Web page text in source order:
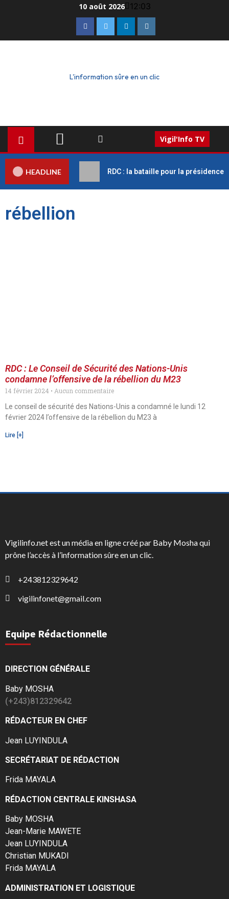
10 août 2026 12:03
L'information sûre en un clic
Vigil'Info TV
HEADLINE RDC : la bataille pour la présidence
rébellion
RDC : Le Conseil de Sécurité des Nations-Unis
condamne l’offensive de la rébellion du M23
14 février 2024
Aucun commentaire
Le conseil de sécurité des Nations-Unis a condamné le lundi 12
février 2024 l’offensive de la rébellion du M23 à
Lire [+]
Vigilinfo.net est un média en ligne créé par Baby Mosha qui
prône l’accès à l’information sûre en un clic.
+243812329642
vigilinfonet@gmail.com
Equipe Rédactionnelle
DIRECTION GÉNÉRALE
Baby MOSHA
(+243)812329642
RÉDACTEUR EN CHEF
Jean LUYINDULA
SECRÉTARIAT DE RÉDACTION
Frida MAYALA
RÉDACTION CENTRALE KINSHASA
Baby MOSHA
Jean-Marie MAWETE
Jean LUYINDULA
Christian MUKADI
Frida MAYALA
ADMINISTRATION ET LOGISTIQUE